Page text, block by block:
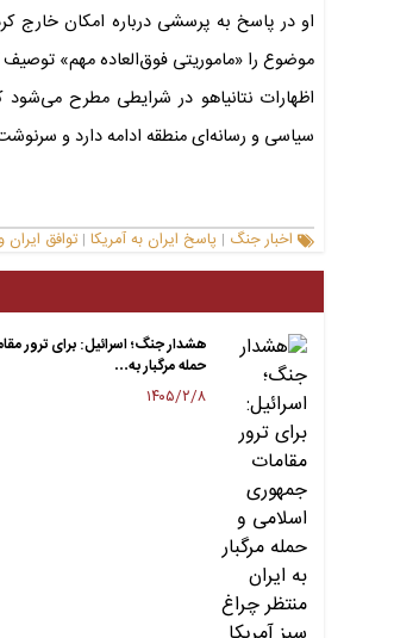
او در پاسخ به پرسشی درباره امکان خارج
موضوع را «ماموریتی فوق‌العاده مهم» توصیف
اظهارات نتانیاهو در شرایطی مطرح
سیاسی و رسانه‌ای منطقه ادامه دارد و
اخبار جنگ | پاسخ ایران به آمریکا | توافق ایران
هشدار جنگ؛ اسرائیل: برای ترور
حمله مرگبار به…
۱۴۰۵/۲/۸